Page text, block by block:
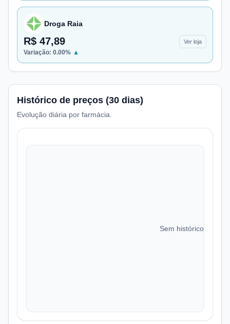
Droga Raia
R$ 47,89 Ver loja
Variação: 0.00% ▲
Histórico de preços (30 dias)
Evolução diária por farmácia.
Sem histórico de